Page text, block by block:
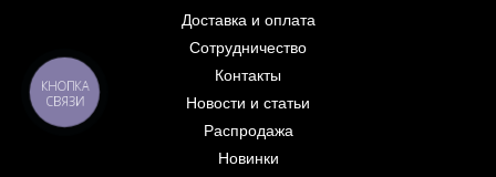
Доставка и оплата
Сотрудничество
Контакты
Новости и статьи
Распродажа
Новинки
КНОПКА
СВЯЗИ